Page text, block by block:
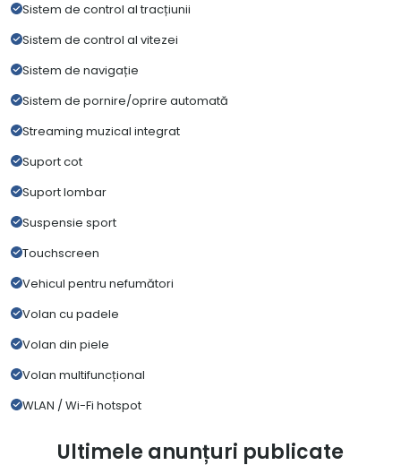
Sistem de control al tracțiunii
Sistem de control al vitezei
Sistem de navigație
Sistem de pornire/oprire automată
Streaming muzical integrat
Suport cot
Suport lombar
Suspensie sport
Touchscreen
Vehicul pentru nefumători
Volan cu padele
Volan din piele
Volan multifuncțional
WLAN / Wi-Fi hotspot
Ultimele anunțuri publicate